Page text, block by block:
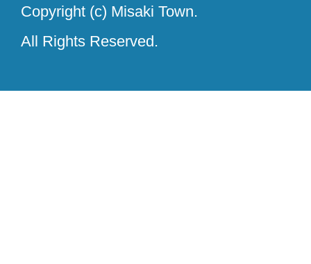
Copyright (c) Misaki Town.
All Rights Reserved.